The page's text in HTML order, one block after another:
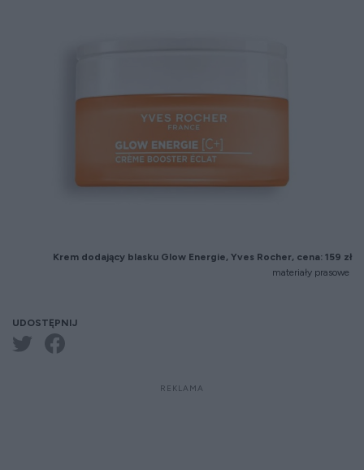
Krem dodający blasku Glow Energie, Yves Rocher, cena: 159 zł
materiały prasowe
UDOSTĘPNIJ